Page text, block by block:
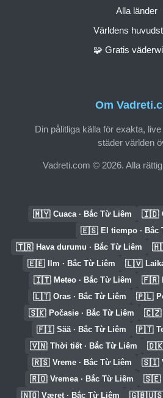
Om
Din pålitliga källa för exakta,
städer världen
Vadreti.com © 2026. Alla
Alla länder
Världens
🧩 Gratis
🇲🇾 Cuaca · Bắc Từ Liêm 🇮🇩
🇪🇸 El tiempo · Bắc
🇹🇷 Hava durumu · Bắc Từ Liêm
🇪🇪 Ilm · Bắc Từ Liêm 🇱🇻
🇮🇹 Meteo · Bắc Từ Liêm 🇫🇷
🇱🇹 Oras · Bắc Từ Liêm 🇵🇱
🇸🇰 Počasie · Bắc Từ Liêm 🇨🇿
🇫🇮 Sää · Bắc Từ Liêm 🇵🇹
🇻🇳 Thời tiết · Bắc Từ Liêm
🇷🇸 Vreme · Bắc Từ Liêm 🇸🇮
🇷🇴 Vremea · Bắc Từ Liêm 🇸🇪
🇳🇴 Været · Bắc Từ Liêm 🇬🇧🇺🇸